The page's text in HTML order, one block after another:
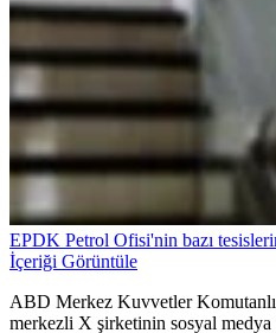
EPDK Petrol Ofisi'nin bazı
İçeriği Görüntüle
ABD Merkez Kuvvetler
merkezli X şirketinin sosyal medya